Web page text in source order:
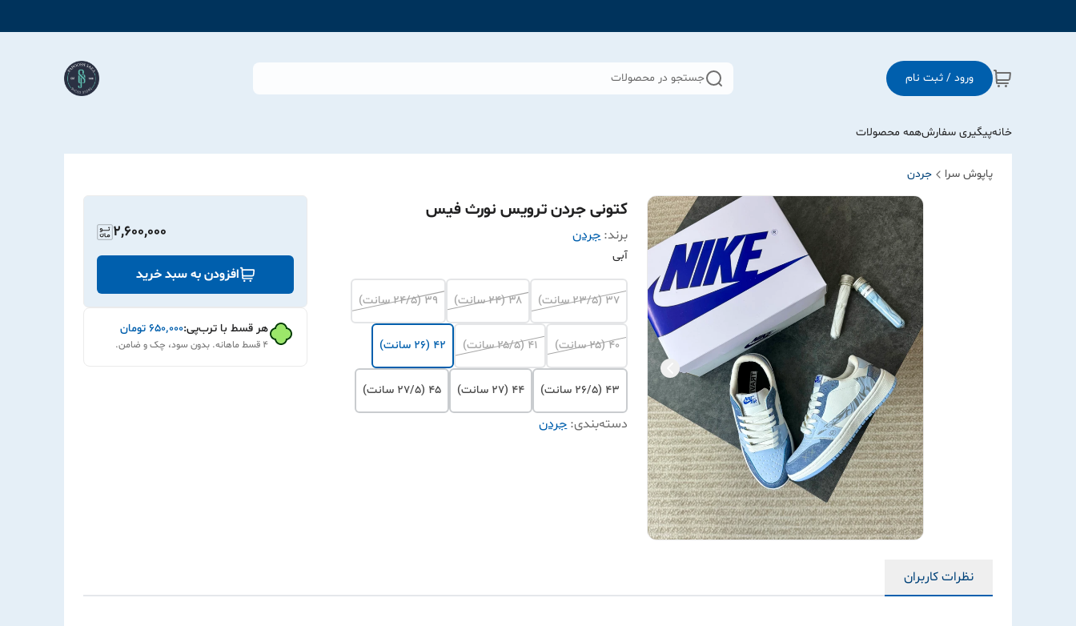
ورود / ثبت نام جستجو در محصولات
خانهپیگیری سفارشهمه محصولات
پاپوش سرا جردن
کتونی جردن ترویس نورث فیس
برند: جردن
آبی
۳۷ (۲۳/۵ سانت) ۳۸ (۲۴ سانت) ۳۹ (۲۴/۵ سانت)
۴۰ (۲۵ سانت) ۴۱ (۲۵/۵ سانت) ۴۲ (۲۶ سانت)
۴۳ (۲۶/۵ سانت) ۴۴ (۲۷ سانت) ۴۵ (۲۷/۵ سانت)
دسته‌بندی:جردن
2,600,000
افزودن به سبد خرید
هر قسط با ترب‌پی:۶۵۰٬۰۰۰ تومان
۴ قسط ماهانه. بدون سود، چک و ضامن.
نظرات کاربران